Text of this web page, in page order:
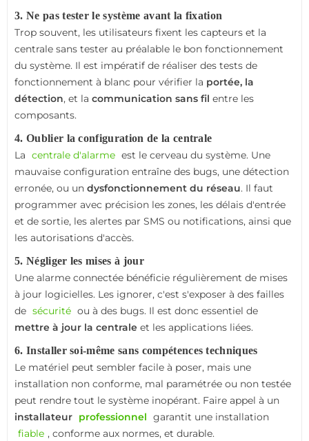
3. Ne pas tester le système avant la fixation
Trop souvent, les utilisateurs fixent les capteurs et la
centrale sans tester au préalable le bon fonctionnement
du système. Il est impératif de réaliser des tests de
fonctionnement à blanc pour vérifier la portée, la
détection, et la communication sans fil entre les
composants.
4. Oublier la configuration de la centrale
La centrale d'alarme est le cerveau du système. Une
mauvaise configuration entraîne des bugs, une détection
erronée, ou un dysfonctionnement du réseau. Il faut
programmer avec précision les zones, les délais d'entrée
et de sortie, les alertes par SMS ou notifications, ainsi que
les autorisations d'accès.
5. Négliger les mises à jour
Une alarme connectée bénéficie régulièrement de mises
à jour logicielles. Les ignorer, c'est s'exposer à des failles
de sécurité ou à des bugs. Il est donc essentiel de
mettre à jour la centrale et les applications liées.
6. Installer soi-même sans compétences techniques
Le matériel peut sembler facile à poser, mais une
installation non conforme, mal paramétrée ou non testée
peut rendre tout le système inopérant. Faire appel à un
installateur professionnel garantit une installation
fiable , conforme aux normes, et durable.